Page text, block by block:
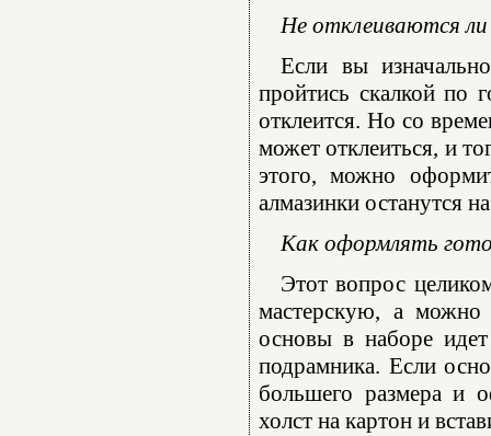
Не отклеиваются ли
Если вы
пройтись скалкой по
отклеится. Но со
может отклеиться, и
этого, можно
алмазинки останутся
Как оформлять
Этот вопрос
мастерскую, а можно
основы в наборе
подрамника. Если
большего размера и
холст на картон и